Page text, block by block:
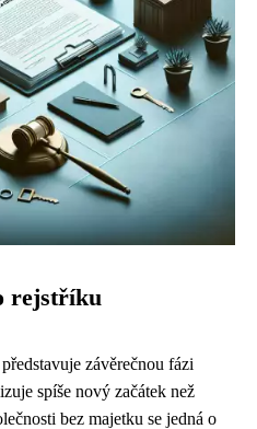
rejstříku
závěrečnou fázi
spíše nový začátek než
bez majetku se jedná o